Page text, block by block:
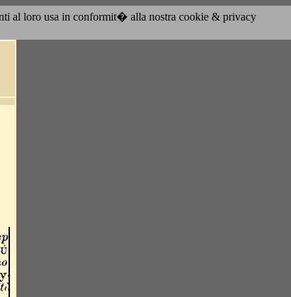
al loro usa in conformit� alla nostra cookie & privacy